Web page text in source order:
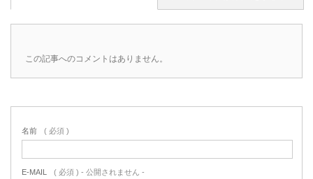
この記事へのコメントはありません。
名前 ( 必須 )
E-MAIL ( 必須 ) - 公開されません -